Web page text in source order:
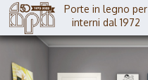
Porte in legno per
interni dal 1972